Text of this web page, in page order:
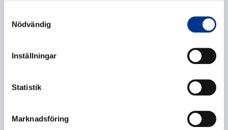
Nödvändig
Inställningar
Statistik
Marknadsföring
Ytterligare information